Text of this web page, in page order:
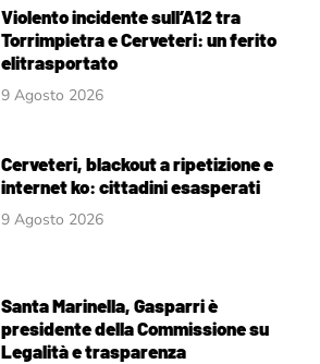
Violento incidente sull’A12 tra
Torrimpietra e Cerveteri: un ferito
elitrasportato
9 Agosto 2026
Cerveteri, blackout a ripetizione e
internet ko: cittadini esasperati
9 Agosto 2026
Santa Marinella, Gasparri è
presidente della Commissione su
Legalità e trasparenza